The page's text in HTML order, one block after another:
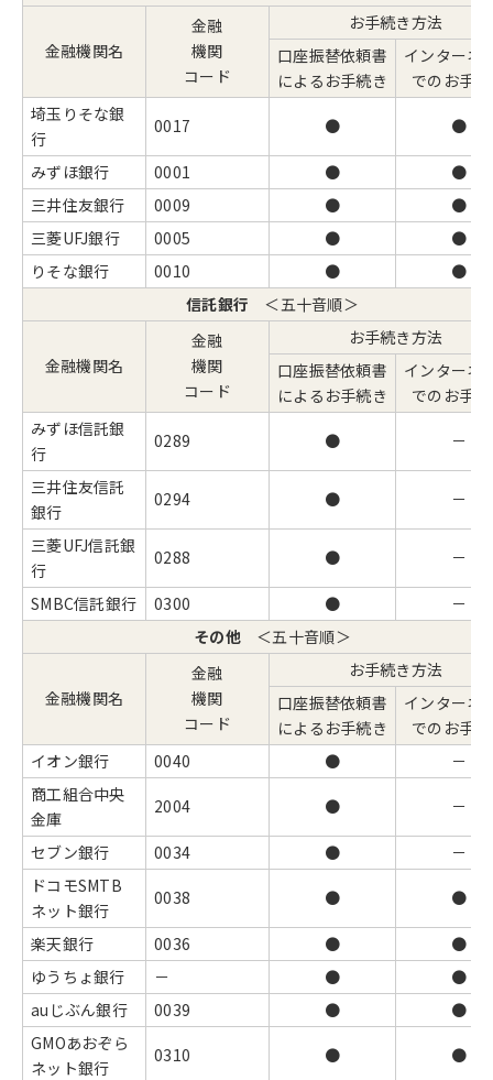
金融機関名
金融
機関
コード
お手続き方法
口座振替依頼書
によるお手続き
インターネ
でのお手
埼玉りそな銀
行
0017 ● ●
みずほ銀行 0001 ●
●
三井住友銀行
0009 ●
●
三菱UFJ銀行
0005 ●
●
りそな銀行
0010 ●
●
信託銀行 ＜五十音順＞
金融機関名
金融
機関
コード
お手続き方法
口座振替依頼書
によるお手続き
インターネ
でのお手
みずほ信託銀
行
0289 ● －
三井住友信託
銀行
0294 ● －
三菱UFJ信託銀
行
0288 ● －
SMBC信託銀行 0300 ●
－
その他＜五十音順＞
金融機関名
金融
機関
コード
お手続き方法
口座振替依頼書
によるお手続き
インターネ
でのお手
イオン銀行
0040 ●
－
商工組合中央
金庫
2004 ● －
セブン銀行 0034 ●
－
ドコモSMTB
ネット銀行
0038 ● ●
楽天銀行 0036 ●
●
ゆうちょ銀行
－ ●
●
auじぶん銀行
0039 ●
●
GMOあおぞら
ネット銀行
0310 ● ●